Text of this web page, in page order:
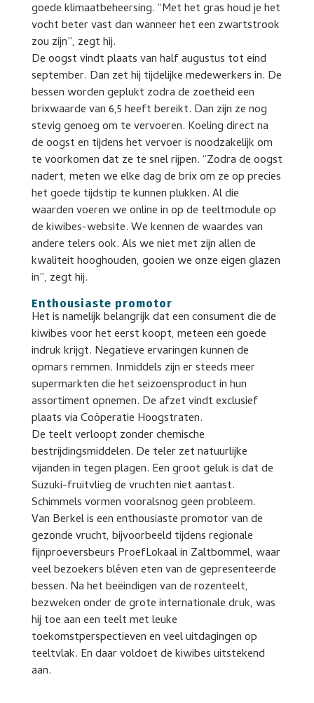
goede klimaatbeheersing. “Met het gras houd je het
vocht beter vast dan wanneer het een zwartstrook
zou zijn”, zegt hij.
De oogst vindt plaats van half augustus tot eind
september. Dan zet hij tijdelijke medewerkers in. De
bessen worden geplukt zodra de zoetheid een
brixwaarde van 6,5 heeft bereikt. Dan zijn ze nog
stevig genoeg om te vervoeren. Koeling direct na
de oogst en tijdens het vervoer is noodzakelijk om
te voorkomen dat ze te snel rijpen. “Zodra de oogst
nadert, meten we elke dag de brix om ze op precies
het goede tijdstip te kunnen plukken. Al die
waarden voeren we online in op de teeltmodule op
de kiwibes-website. We kennen de waardes van
andere telers ook. Als we niet met zijn allen de
kwaliteit hooghouden, gooien we onze eigen glazen
in”, zegt hij.
Enthousiaste promotor
Het is namelijk belangrijk dat een consument die de
kiwibes voor het eerst koopt, meteen een goede
indruk krijgt. Negatieve ervaringen kunnen de
opmars remmen. Inmiddels zijn er steeds meer
supermarkten die het seizoensproduct in hun
assortiment opnemen. De afzet vindt exclusief
plaats via Coöperatie Hoogstraten.
De teelt verloopt zonder chemische
bestrijdingsmiddelen. De teler zet natuurlijke
vijanden in tegen plagen. Een groot geluk is dat de
Suzuki-fruitvlieg de vruchten niet aantast.
Schimmels vormen vooralsnog geen probleem.
Van Berkel is een enthousiaste promotor van de
gezonde vrucht, bijvoorbeeld tijdens regionale
fijnproeversbeurs ProefLokaal in Zaltbommel, waar
veel bezoekers bléven eten van de gepresenteerde
bessen. Na het beëindigen van de rozenteelt,
bezweken onder de grote internationale druk, was
hij toe aan een teelt met leuke
toekomstperspectieven en veel uitdagingen op
teeltvlak. En daar voldoet de kiwibes uitstekend
aan.